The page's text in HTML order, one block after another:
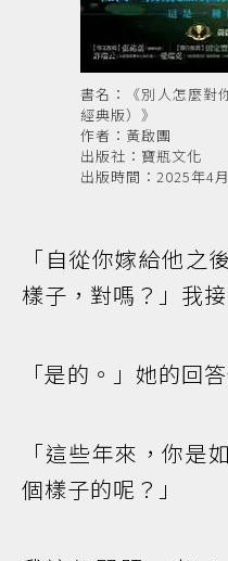
書名：《別人怎麼對
經典版）》
作者：黃啟團
出版社：寶瓶文化
出版時間：2025年4
「自從你嫁給他之
樣子，對嗎？」我接
「是的。」她的回
「這些年來，你是
個樣子的呢？」